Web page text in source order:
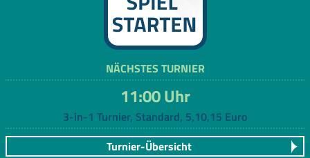
NÄCHSTES TURNIER
11:00 Uhr
3-in-1 Turnier, Standard, 5,10,15 Euro
Turnier-Übersicht